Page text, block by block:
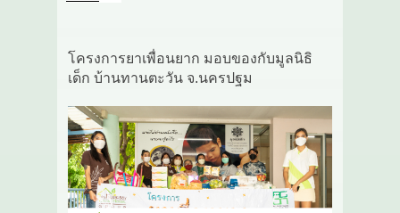
โครงการยาเพื่อนยาก มอบของกับมูลนิธิ
เด็ก บ้านทานตะวัน จ.นครปฐม